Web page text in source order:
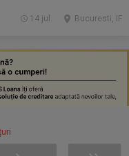
Bucuresti, IF
14 jul.